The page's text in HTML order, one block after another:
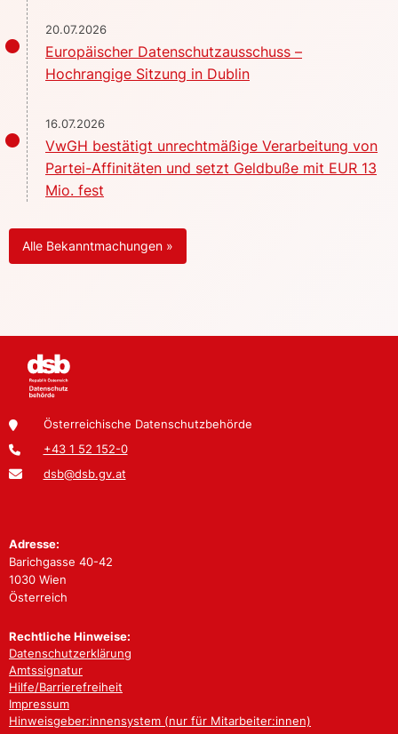
20.07.2026
Europäischer Datenschutzausschuss –
Hochrangige Sitzung in Dublin
16.07.2026
VwGH bestätigt unrechtmäßige Verarbeitung von
Partei-Affinitäten und setzt Geldbuße mit EUR 13
Mio. fest
Alle Bekanntmachungen »
Österreichische Datenschutzbehörde
+43 1 52 152-0
dsb@dsb.gv.at
Adresse:
Barichgasse 40-42
1030 Wien
Österreich
Rechtliche Hinweise:
Datenschutzerklärung
Amtssignatur
Hilfe/Barrierefreiheit
Impressum
Hinweisgeber:innensystem (nur für Mitarbeiter:innen)